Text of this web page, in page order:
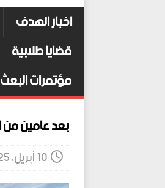
اخبار الهدف
قضايا طلابية
مؤتمرات
بعد عامين من
10 أبريل، 2025